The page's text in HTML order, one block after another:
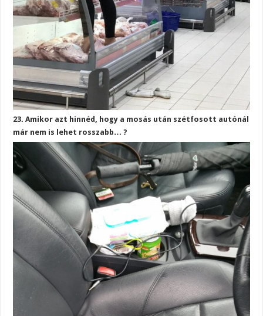
23. Amikor azt hinnéd, hogy a mosás után szétfosott autónál
már nem is lehet rosszabb… ?